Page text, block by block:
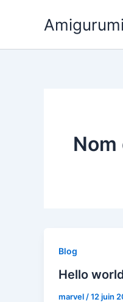
Nom
Blog
Hello
marvel /12 juin